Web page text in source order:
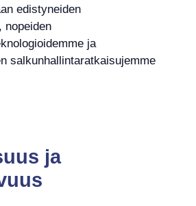
edistyneiden
nopeiden
ja
salkunhallintaratkaisujemme
ja